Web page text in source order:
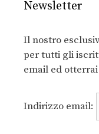
Newsletter
Il nostro
per tutti gli
email ed
Indirizzo email: